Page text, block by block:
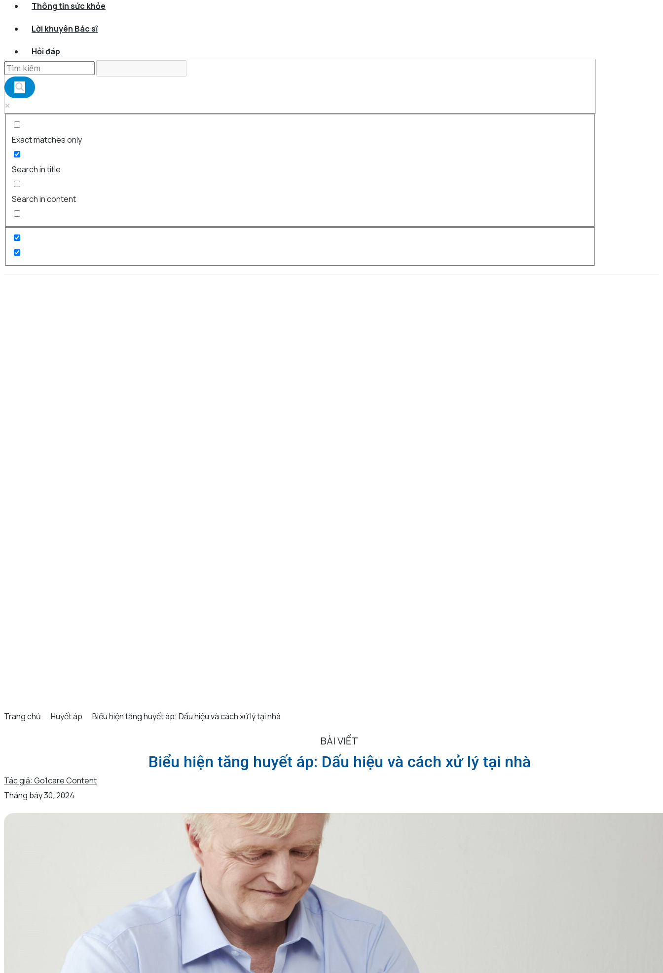
Thông tin sức khỏe
Lời khuyên Bác sĩ
Hỏi đáp
Exact matches only
Search in title
Search in content
Trang chủ Huyết áp Biểu hiện tăng huyết áp: Dấu hiệu và cách xử lý tại nhà
BÀI VIẾT
Biểu hiện tăng huyết áp: Dấu hiệu và cách xử lý tại nhà
Tác giả: Go1care Content
Tháng bảy 30, 2024